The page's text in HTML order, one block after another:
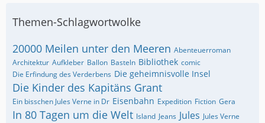
Themen-Schlagwortwolke
20000 Meilen unter den Meeren Abenteuerroman
Architektur Aufkleber Ballon Basteln Bibliothek comic
Die Erfindung des Verderbens Die geheimnisvolle Insel
Die Kinder des Kapitäns Grant
Ein bisschen Jules Verne in Dr Eisenbahn Expedition Fiction Gera
In 80 Tagen um die Welt Island Jeans Jules Jules Verne